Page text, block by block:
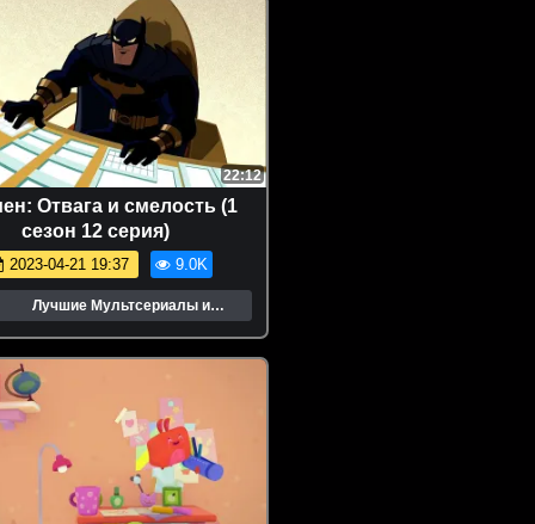
22:12
Отвага и смелость (1
сезон 12 серия)
2023-04-21 19:37 9.0K
Лучшие Мультсериалы и
Мультфильмы